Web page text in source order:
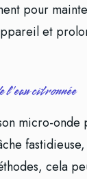
pour
et
citronnée
micro-onde
cela